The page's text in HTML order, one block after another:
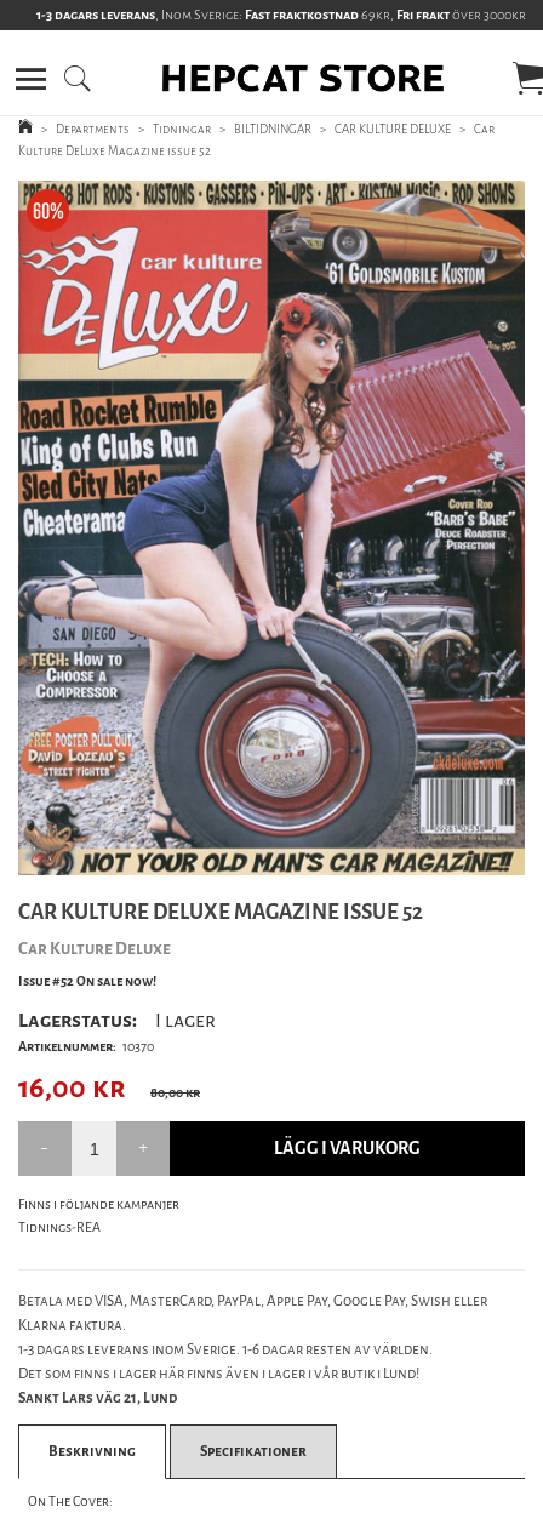
1-3 dagars leverans, Inom Sverige: Fast fraktkostnad69kr, Fri fraktöver 3000kr
> Departments > Tidningar > BILTIDNINGAR > CAR KULTURE DELUXE > Car
Kulture DeLuxe Magazine issue 52
CAR KULTURE DELUXE MAGAZINE ISSUE 52
Car Kulture Deluxe
Issue #52 On sale now!
Lagerstatus: I lager
Artikelnummer: 10370
16,00 kr 80,00 kr
LÄGG I VARUKORG
Finns i följande kampanjer
Tidnings-REA
Betala med VISA, MasterCard, PayPal, Apple Pay, Google Pay, Swish eller
Klarna faktura.
1-3 dagars leverans inom Sverige. 1-6 dagar resten av världen.
Det som finns i lager här finns även i lager i vår butik i Lund!
Sankt Lars väg 21, Lund
Beskrivning Specifikationer
On The Cover: